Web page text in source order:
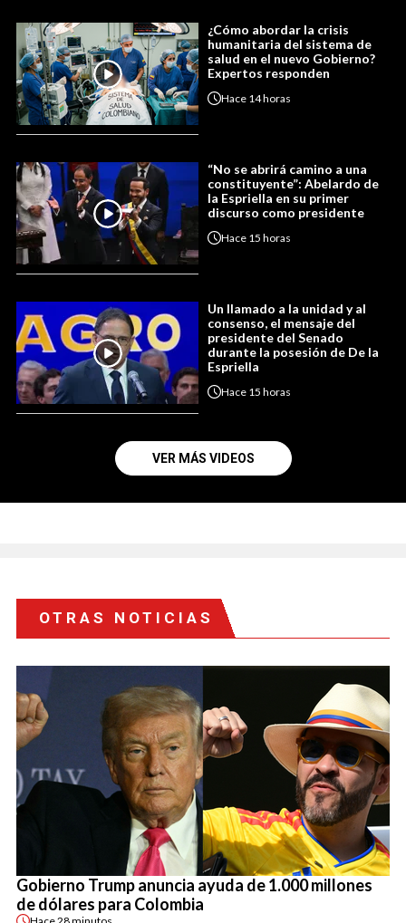
¿Cómo abordar la crisis
humanitaria del sistema de
salud en el nuevo Gobierno?
Expertos responden
Hace 14 horas
“No se abrirá camino a una
constituyente”: Abelardo de
la Espriella en su primer
discurso como presidente
Hace 15 horas
Un llamado a la unidad y al
consenso, el mensaje del
presidente del Senado
durante la posesión de De la
Espriella
Hace 15 horas
VER MÁS VIDEOS
OTRAS NOTICIAS
Gobierno Trump anuncia ayuda de 1.000 millones
de dólares para Colombia